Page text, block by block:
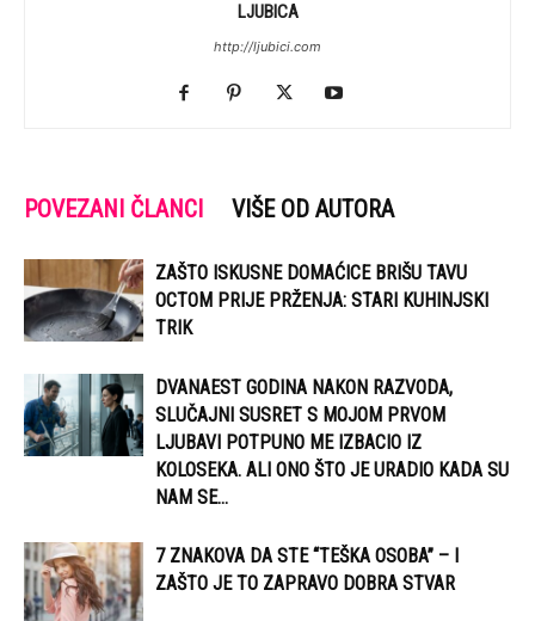
LJUBICA
http://ljubici.com
POVEZANI ČLANCI VIŠE OD AUTORA
ZAŠTO ISKUSNE DOMAĆICE BRIŠU TAVU
OCTOM PRIJE PRŽENJA: STARI KUHINJSKI
TRIK
DVANAEST GODINA NAKON RAZVODA,
SLUČAJNI SUSRET S MOJOM PRVOM
LJUBAVI POTPUNO ME IZBACIO IZ
KOLOSEKA. ALI ONO ŠTO JE URADIO KADA SU
NAM SE...
7 ZNAKOVA DA STE “TEŠKA OSOBA” – I
ZAŠTO JE TO ZAPRAVO DOBRA STVAR